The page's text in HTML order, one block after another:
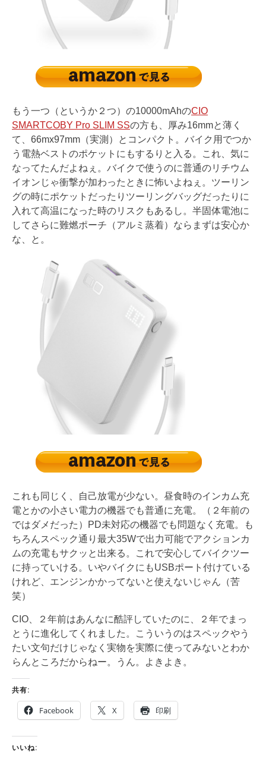
もう一つ（というか２つ）の10000mAhのCIO
SMARTCOBY Pro SLIM SSの方も、厚み16mmと薄く
て、66mx97mm（実測）とコンパクト。バイク用でつか
う電熱ベストのポケットにもするりと入る。これ、気に
なってたんだよねぇ。バイクで使うのに普通のリチウム
イオンじゃ衝撃が加わったときに怖いよねぇ。ツーリン
グの時にポケットだったりツーリングバッグだったりに
入れて高温になった時のリスクもあるし。半固体電池に
してさらに難燃ポーチ（アルミ蒸着）ならまずは安心か
な、と。
これも同じく、自己放電が少ない。昼食時のインカム充
電とかの小さい電力の機器でも普通に充電。（２年前の
ではダメだった）PD未対応の機器でも問題なく充電。も
ちろんスペック通り最大35Wで出力可能でアクションカ
ムの充電もサクッと出来る。これで安心してバイクツー
に持っていける。いやバイクにもUSBポート付けている
けれど、エンジンかかってないと使えないじゃん（苦
笑）
CIO、２年前はあんなに酷評していたのに、２年でまっ
とうに進化してくれました。こういうのはスペックやう
たい文句だけじゃなく実物を実際に使ってみないとわか
らんところだからねー。うん。よきよき。
共有:
Facebook X 印刷
いいね: